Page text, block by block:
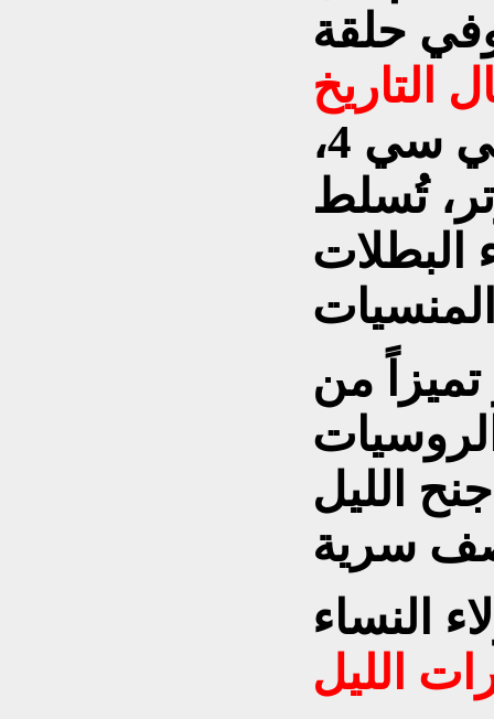
حلقة
التاريخ
" على راديو بي بي سي 4،
تُسلط
البطلات
من
الليل
النساء
الليل